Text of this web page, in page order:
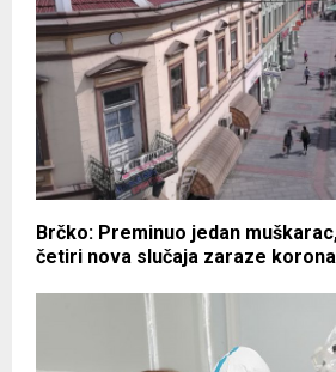
Brčko: Preminuo jedan
četiri nova slučaja zaraze